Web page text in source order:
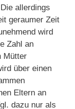
allerdings
geraumer Zeit
wird
Zahl an
Mütter
über einen
Eltern an
dazu nur als